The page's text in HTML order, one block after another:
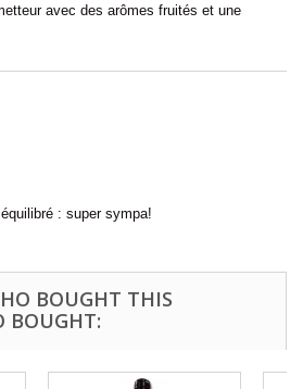
avec des arômes fruités et une
: super sympa!
BOUGHT THIS
BOUGHT: